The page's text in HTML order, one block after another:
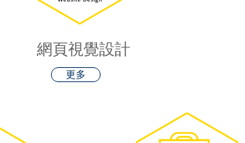
網頁視覺設計
更多